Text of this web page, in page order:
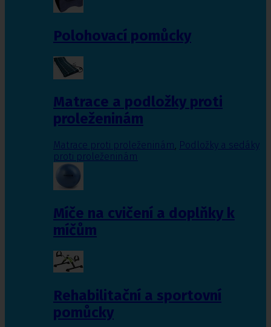
Polohovací pomůcky
Matrace a podložky proti
proleženinám
Matrace proti proleženinám, Podložky a sedáky
proti proleženinám
Míče na cvičení a doplňky k
míčům
Rehabilitační a sportovní
pomůcky